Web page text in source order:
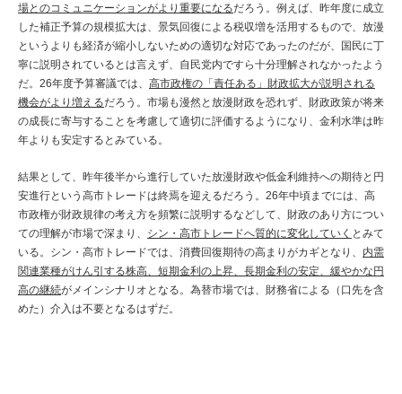
場とのコミュニケーションがより重要になるだろう。例えば、昨年度に成立
した補正予算の規模拡大は、景気回復による税収増を活用するもので、放漫
というよりも経済が縮小しないための適切な対応であったのだが、国民に丁
寧に説明されているとは言えず、自民党内ですら十分理解されなかったよう
だ。26年度予算審議では、 高市政権の「責任ある」財政拡大が説明される
機会がより増えるだろう。市場も漫然と放漫財政を恐れず、財政政策が将来
の成長に寄与することを考慮して適切に評価するようになり、金利水準は昨
年よりも安定するとみている。
結果として、昨年後半から進行していた放漫財政や低金利維持への期待と円
安進行という高市トレードは終焉を迎えるだろう。26年中頃までには、高
市政権が財政規律の考え方を頻繁に説明するなどして、財政のあり方につい
ての理解が市場で深まり、 シン・高市トレードへ質的に変化していく とみて
いる。シン・高市トレードでは、消費回復期待の高まりがカギとなり、 内需
関連業種がけん引する株高、短期金利の上昇、長期金利の安定、緩やかな円
高の継続がメインシナリオとなる。為替市場では、財務省による（口先を含
めた）介入は不要となるはずだ。